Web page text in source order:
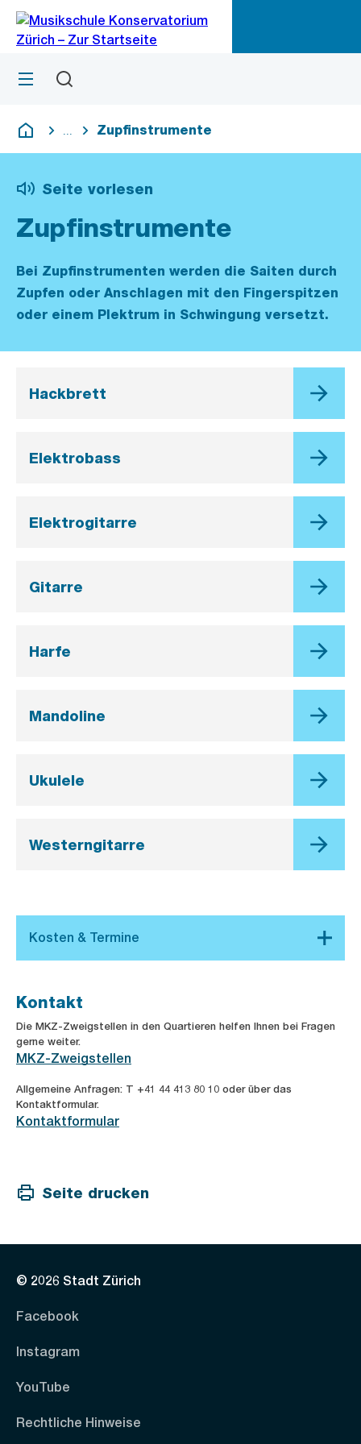
Navigation
Sprunglink
Menü
Deutsch
Blende alle Breadcrumbs ein
Zupfinstrumente
Seite vorlesen
Zupfinstrumente
Bei Zupfinstrumenten werden die Saiten durch
Zupfen oder Anschlagen mit den Fingerspitzen
oder einem Plektrum in Schwingung versetzt.
Hackbrett
Elektrobass
Elektrogitarre
Gitarre
Harfe
Mandoline
Ukulele
Westerngitarre
Kontakt
Die MKZ-Zweigstellen in den Quartieren helfen Ihnen bei Fragen
gerne weiter.
MKZ-Zweigstellen
Allgemeine Anfragen: T +41 44 413 80 10 oder über das
Kontaktformular.
Kontaktformular
Seite drucken
© 2026 Stadt Zürich
Facebook
Instagram
YouTube
Rechtliche Hinweise